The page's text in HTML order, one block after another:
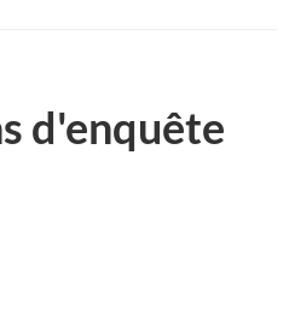
d'enquête